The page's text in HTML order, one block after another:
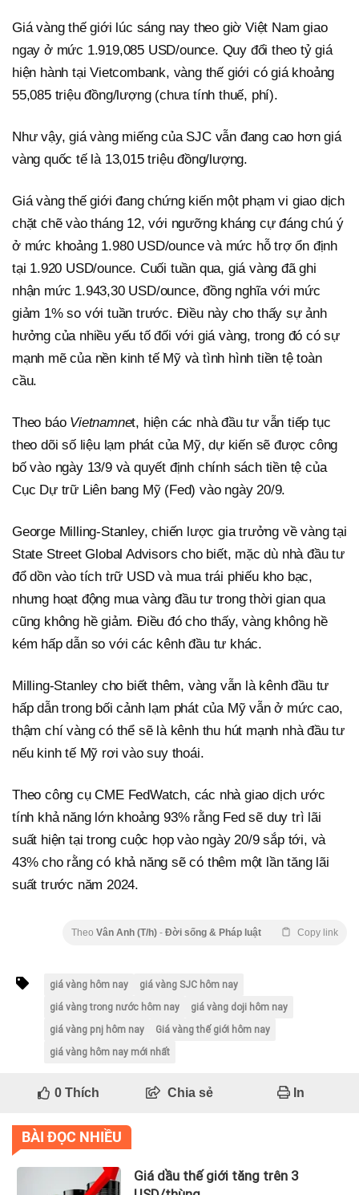
Giá vàng thế giới lúc sáng nay theo giờ Việt Nam giao
ngay ở mức 1.919,085 USD/ounce. Quy đổi theo tỷ giá
hiện hành tại Vietcombank, vàng thế giới có giá khoảng
55,085 triệu đồng/lượng (chưa tính thuế, phí).
Như vậy, giá vàng miếng của SJC vẫn đang cao hơn giá
vàng quốc tế là 13,015 triệu đồng/lượng.
Giá vàng thế giới đang chứng kiến một phạm vi giao dịch
chặt chẽ vào tháng 12, với ngưỡng kháng cự đáng chú ý
ở mức khoảng 1.980 USD/ounce và mức hỗ trợ ổn định
tại 1.920 USD/ounce. Cuối tuần qua, giá vàng đã ghi
nhận mức 1.943,30 USD/ounce, đồng nghĩa với mức
giảm 1% so với tuần trước. Điều này cho thấy sự ảnh
hưởng của nhiều yếu tố đối với giá vàng, trong đó có sự
mạnh mẽ của nền kinh tế Mỹ và tình hình tiền tệ toàn
cầu.
Theo báo Vietnamnet, hiện các nhà đầu tư vẫn tiếp tục
theo dõi số liệu lạm phát của Mỹ, dự kiến sẽ được công
bố vào ngày 13/9 và quyết định chính sách tiền tệ của
Cục Dự trữ Liên bang Mỹ (Fed) vào ngày 20/9.
George Milling-Stanley, chiến lược gia trưởng về vàng tại
State Street Global Advisors cho biết, mặc dù nhà đầu tư
đổ dồn vào tích trữ USD và mua trái phiếu kho bạc,
nhưng hoạt động mua vàng đầu tư trong thời gian qua
cũng không hề giảm. Điều đó cho thấy, vàng không hề
kém hấp dẫn so với các kênh đầu tư khác.
Milling-Stanley cho biết thêm, vàng vẫn là kênh đầu tư
hấp dẫn trong bối cảnh lạm phát của Mỹ vẫn ở mức cao,
thậm chí vàng có thể sẽ là kênh thu hút mạnh nhà đầu tư
nếu kinh tế Mỹ rơi vào suy thoái.
Theo công cụ CME FedWatch, các nhà giao dịch ước
tính khả năng lớn khoảng 93% rằng Fed sẽ duy trì lãi
suất hiện tại trong cuộc họp vào ngày 20/9 sắp tới, và
43% cho rằng có khả năng sẽ có thêm một lần tăng lãi
suất trước năm 2024.
Theo Vân Anh (T/h) - Đời sống & Pháp luật Copy link
giá vàng hôm nay
giá vàng SJC hôm nay
giá vàng trong nước hôm nay
giá vàng doji hôm nay
giá vàng pnj hôm nay
Giá vàng thế giới hôm nay
giá vàng hôm nay mới nhất
0Thích Chia sẻ In
BÀI ĐỌC NHIỀU
Giá dầu thế giới tăng trên 3